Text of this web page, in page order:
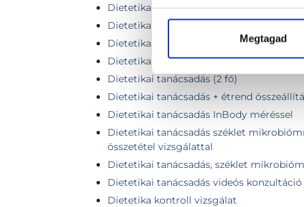
Megtagad
Dietetikai konzultáció 2. alkalom
Dietetikai konzultáció (3. vagy további
Dietetikai konzultáció, étrend
Dietetikai tanácsadás
Dietetikai tanácsadás (2 fő)
Dietetikai tanácsadás + étrend
Dietetikai tanácsadás InBody méréssel
Dietetikai tanácsadás széklet
összetétel vizsgálattal
Dietetikai tanácsadás, széklet
Dietetikai tanácsadás videós konzultáció
Dietetika kontroll vizsgálat